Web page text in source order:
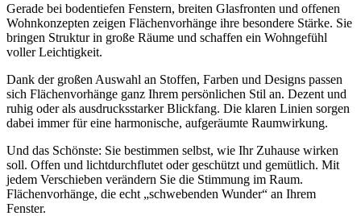
Gerade bei bodentiefen Fenstern, breiten Glasfronten und offenen
Wohnkonzepten zeigen Flächenvorhänge ihre besondere Stärke. Sie
bringen Struktur in große Räume und schaffen ein Wohngefühl
voller Leichtigkeit.
Dank der großen Auswahl an Stoffen, Farben und Designs passen
sich Flächenvorhänge ganz Ihrem persönlichen Stil an. Dezent und
ruhig oder als ausdrucksstarker Blickfang. Die klaren Linien sorgen
dabei immer für eine harmonische, aufgeräumte Raumwirkung.
Und das Schönste: Sie bestimmen selbst, wie Ihr Zuhause wirken
soll. Offen und lichtdurchflutet oder geschützt und gemütlich. Mit
jedem Verschieben verändern Sie die Stimmung im Raum.
Flächenvorhänge, die echt „schwebenden Wunder“ an Ihrem
Fenster.